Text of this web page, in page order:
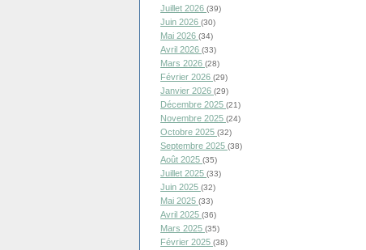
Juillet 2026 (39)
Juin 2026 (30)
Mai 2026 (34)
Avril 2026 (33)
Mars 2026 (28)
Février 2026 (29)
Janvier 2026 (29)
Décembre 2025 (21)
Novembre 2025 (24)
Octobre 2025 (32)
Septembre 2025 (38)
Août 2025 (35)
Juillet 2025 (33)
Juin 2025 (32)
Mai 2025 (33)
Avril 2025 (36)
Mars 2025 (35)
Février 2025 (38)